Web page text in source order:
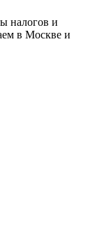
налогов и
в Москве и